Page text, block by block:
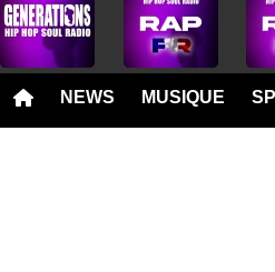
NEWS MUSIQUE